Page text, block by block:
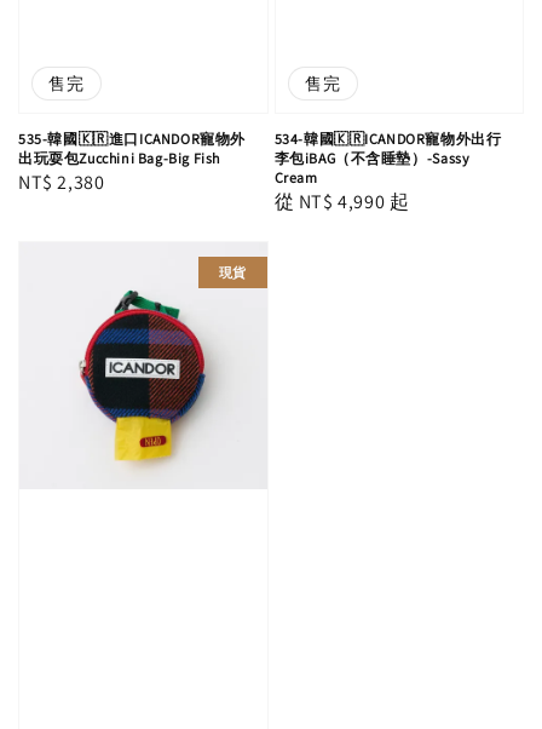
售完
535-韓國🇰🇷進口ICANDOR寵物外
出玩耍包Zucchini Bag-Big Fish
Regular
NT$ 2,380
售完
534-韓國🇰🇷ICANDOR寵物外出行
李包iBAG（不含睡墊）-Sassy
Cream
Regular
從 NT$ 4,990 起
現貨